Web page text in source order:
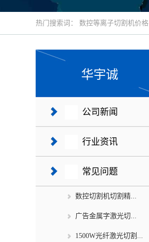
热门搜索词： 数控等离子切割机价格
华宇诚
公司新闻
行业资讯
常见问题
数控切割机切割精...
广告金属字激光切...
1500W光纤激光切割...